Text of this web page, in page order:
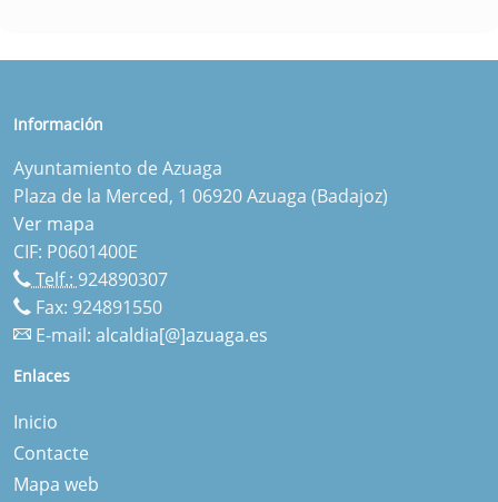
Información
Ayuntamiento de Azuaga
Plaza de la Merced, 1 06920 Azuaga (Badajoz)
Ver mapa
CIF: P0601400E
Telf.: 924890307
Fax: 924891550
E-mail: alcaldia[@]azuaga.es
Enlaces
Inicio
Contacte
Mapa web